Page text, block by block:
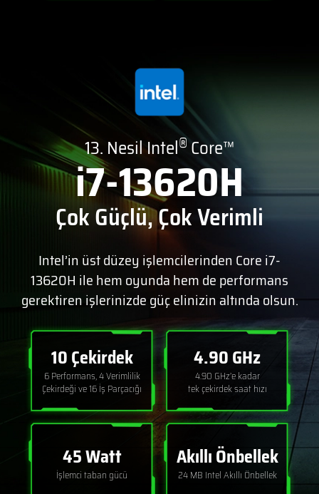
13. Nesil Intel® Core™
i7-13620H
Çok Güçlü, Çok Verimli
Intel’in üst düzey işlemcilerinden Core i7-
13620H ile hem oyunda hem de performans
gerektiren işlerinizde güç elinizin altında olsun.
10 Çekirdek
6 Performans, 4 Verimlilik
Çekirdeği ve 16 İş Parçacığı
4.90 GHz
4.90 GHz’e kadar
tek çekirdek saat hızı
45 Watt
İşlemci taban gücü
Akıllı Önbellek
24 MB Intel Akıllı Önbellek